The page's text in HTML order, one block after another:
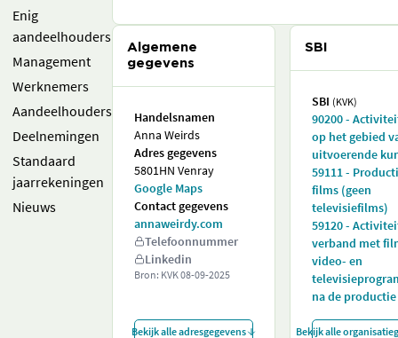
Enig
aandeelhouders
Management
Werknemers
Aandeelhouders
Deelnemingen
Standaard
jaarrekeningen
Nieuws
Algemene
gegevens
Handelsnamen
Anna Weirds
Adres gegevens
5801HN Venray
Google Maps
Contact gegevens
annaweirdy.com
Telefoonnummer
Linkedin
Bron: KVK08-09-2025
Bekijk alle adresgegevens
SBI
SBI (KVK)
90200 -
op het gebied
uitvoerende
59111 -
films (geen
televisiefilms)
59120 -
verband met
video- en
na de productie
Bekijk alle